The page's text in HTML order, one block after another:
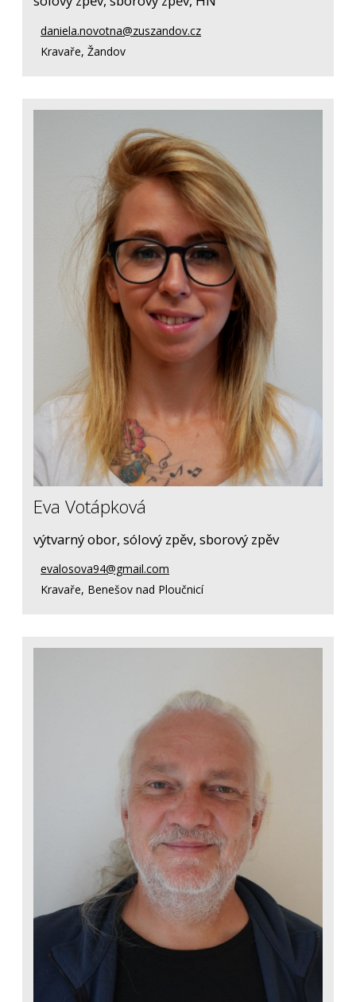
daniela.novotna@zuszandov.cz
Kravaře, Žandov
Eva Votápková
výtvarný obor, sólový zpěv, sborový zpěv
evalosova94@gmail.com
Kravaře, Benešov nad Ploučnicí